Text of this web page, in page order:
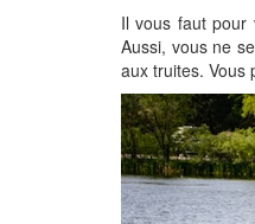
Il vous faut pour
Aussi, vous ne
aux truites. Vous